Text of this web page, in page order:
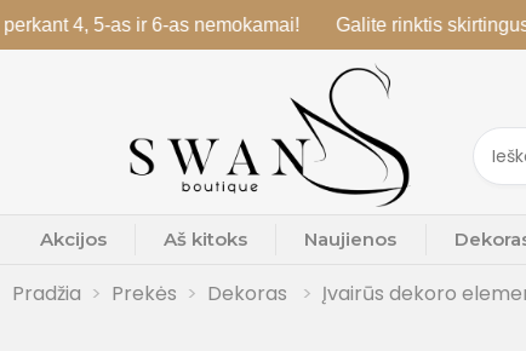
as ir 6-as nemokamai! Galite rinktis skirtingus kvapus
Akcijos Aš kitoks Naujienos
Pradžia Prekės Dekoras Įvairūs dekoro